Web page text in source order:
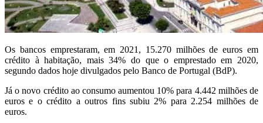
Os bancos emprestaram, em 2021, 15.270 milhões de euros em
crédito à habitação, mais 34% do que o emprestado em 2020,
segundo dados hoje divulgados pelo Banco de Portugal (BdP).
Já o novo crédito ao consumo aumentou 10% para 4.442 milhões de
euros e o crédito a outros fins subiu 2% para 2.254 milhões de
euros.